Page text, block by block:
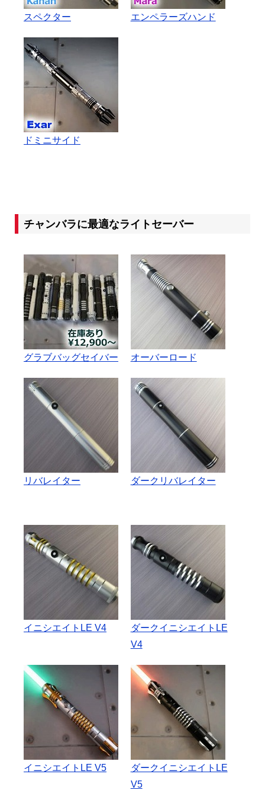
スペクター エンペラーズハンド
ドミニサイド
チャンバラに最適なライトセーバー
グラブバッグセイバー オーバーロード
リバレイター ダークリバレイター
イニシエイトLE V4
ダークイニシエイトLE
V4
イニシエイトLE V5
ダークイニシエイトLE
V5